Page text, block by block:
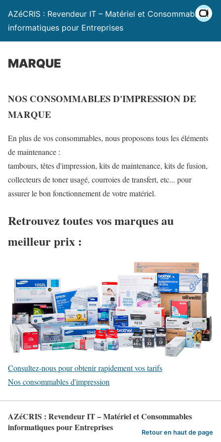
AZéCRIS : Revendeur IT – Matériel et Consommables
informatiques pour Entreprises
MARQUE
NOS CONSOMMABLES D'IMPRESSION DE
MARQUE
En plus de vos consommables, nous proposons tous les éléments
de maintenance :
tambours, têtes d'impression, kits de maintenance, kits de fusion,
collecteurs de toner usagé, courroies de transfert, etc... pour
assurer le bon fonctionnement de votre matériel.
Retrouvez toutes vos marques au
meilleur prix :
Consultez-nous pour obtenir rapidement vos tarifs
Nos consommables d'impression
AZéCRIS : Revendeur IT – Matériel et Consommables
informatiques pour Entreprises
Retour en haut de page